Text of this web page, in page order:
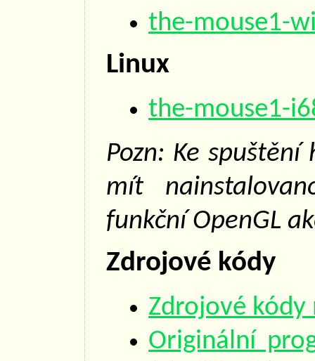
the-mouse1-
Linux
the-mouse1-
Pozn: Ke
mít
funkční OpenGL
Zdrojové kódy
Zdrojové kódy
Originální